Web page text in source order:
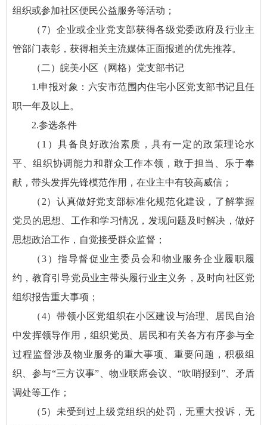
组织或参加社区便民公益服务等活动；
（7）企业或企业党支部获得各级党委政府及行业主
管部门表彰，获得相关主流媒体正面报道的优先推荐。
（二）皖美小区（网格）党支部书记
1.申报对象：六安市范围内住宅小区党支部书记且任
职一年及以上。
2.参选条件
（1）具备良好政治素质，具有一定的政策理论水
平、组织协调能力和群众工作本领，敢于担当、乐于奉
献，带头发挥先锋模范作用，在业主中有较高威信；
（2）认真做好党支部标准化规范化建设，了解掌握
党员的思想、工作和学习情况，发现问题及时解决，做好
思想政治工作，自觉接受群众监督；
（3）指导督促业主委员会和物业服务企业履职履
约，教育引导党员业主带头履行业主义务，及时向社区党
组织报告重大事项；
（4）带领小区党组织在小区建设与治理、居民自治
中发挥领导作用，组织党员、居民和有关各方有序参与全
过程监督涉及物业服务的重大事项、重要问题，积极组
织、参与“三方议事”、物业联席会议、“吹哨报到”、矛盾
调处等工作；
（5）未受到过上级党组织的处罚，无重大投诉，无